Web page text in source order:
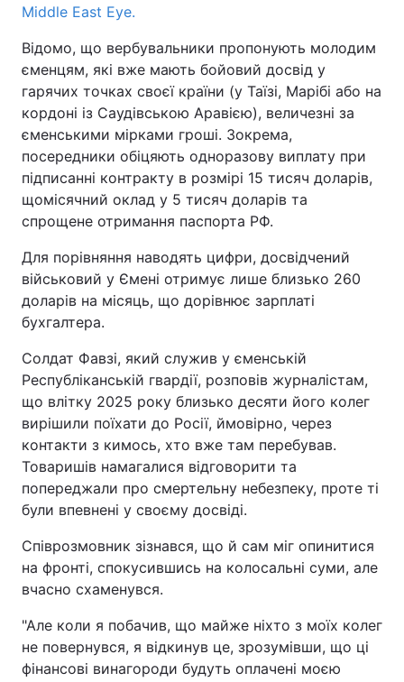
Middle East Eye.
Відомо, що вербувальники пропонують молодим
єменцям, які вже мають бойовий досвід у
гарячих точках своєї країни (у Таїзі, Марібі або на
кордоні із Саудівською Аравією), величезні за
єменськими мірками гроші. Зокрема,
посередники обіцяють одноразову виплату при
підписанні контракту в розмірі 15 тисяч доларів,
щомісячний оклад у 5 тисяч доларів та
спрощене отримання паспорта РФ.
Для порівняння наводять цифри, досвідчений
військовий у Ємені отримує лише близько 260
доларів на місяць, що дорівнює зарплаті
бухгалтера.
Солдат Фавзі, який служив у єменській
Республіканській гвардії, розповів журналістам,
що влітку 2025 року близько десяти його колег
вирішили поїхати до Росії, ймовірно, через
контакти з кимось, хто вже там перебував.
Товаришів намагалися відговорити та
попереджали про смертельну небезпеку, проте ті
були впевнені у своєму досвіді.
Співрозмовник зізнався, що й сам міг опинитися
на фронті, спокусившись на колосальні суми, але
вчасно схаменувся.
"Але коли я побачив, що майже ніхто з моїх колег
не повернувся, я відкинув це, зрозумівши, що ці
фінансові винагороди будуть оплачені моєю